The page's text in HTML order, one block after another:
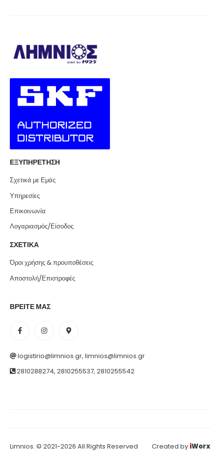
ΕΞΥΠΗΡΕΤΗΣΗ
Σχετικά με Εμάς
Υπηρεσίες
Επικοινωνία
Λογαριασμός/Είσοδος
ΣΧΕΤΙΚΑ
Όροι χρήσης & προυποθέσεις
Αποστολή/Επιστροφές
ΒΡΕΙΤΕ ΜΑΣ
logistirio@limnios.gr, limnios@limnios.gr
2810288274, 2810255537, 2810255542
Limnios. © 2021-2026 All Rights Reserved Created by iWorx